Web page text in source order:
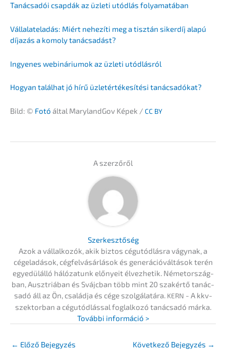
Tanác­sa­dói csapdák az üzleti utódlás folyamatában
Vállal­ate­la­dás: Miért nehezí­ti meg a tisztán siker­díj alapú
díjazás a komoly tanácsadást?
Ingyenes webiná­ri­um­ok az üzleti utódlásról
Hogyan talál­hat jó hírű üzletérté­ke­sí­té­si tanácsadókat?
Bild: © Fotó által Maryland­Gov Képek / CC BY
A szerzőről
Szerkesz­tő­ség
Azok a vállal­ko­zók, akik biztos cégutód­lás­ra vágynak, a
cégela­dá­sok, cégfel­vá­sár­lá­sok és generá­ció­vál­tá­sok terén
egyedülál­ló hálóza­tunk előny­eit élvez­he­tik. Németor­szág­
ban, Ausztriá­ban és Svájc­ban több mint 20 szakértő tanác­
sa­dó áll az Ön, család­ja és cége szolgá­la­tá­ra. KERN - A kkv-
szektor­ban a cégutód­lás­sal foglal­ko­zó tanác­sa­dó márka.
Továb­bi információ >
← Előző Bejegyzés Követ­ke­ző Bejegy­zés →